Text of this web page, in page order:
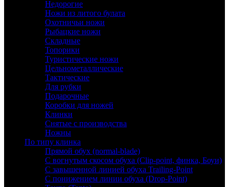
Недорогие
Ножи из литого булата
Охотничьи ножи
Рыбацкие ножи
Складные
Топорики
Туристические ножи
Цельнометаллические
Тактические
Для рубки
Подарочные
Коробки для ножей
Клинки
Снятые с производства
Ножны
По типу клинка
Прямой обух (normal-blade)
С вогнутым скосом обуха (Clip-point, финка, Боуи)
С завышенной линией обуха Trailing-Point
С понижением линии обуха (Drop-Point)